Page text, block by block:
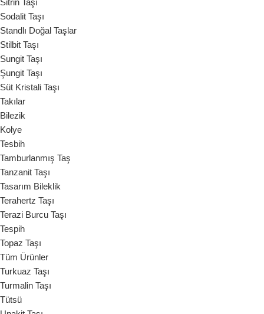
Sitrin Taşı
Sodalit Taşı
Standlı Doğal Taşlar
Stilbit Taşı
Sungit Taşı
Şungit Taşı
Süt Kristali Taşı
Takılar
Bilezik
Kolye
Tesbih
Tamburlanmış Taş
Tanzanit Taşı
Tasarım Bileklik
Terahertz Taşı
Terazi Burcu Taşı
Tespih
Topaz Taşı
Tüm Ürünler
Turkuaz Taşı
Turmalin Taşı
Tütsü